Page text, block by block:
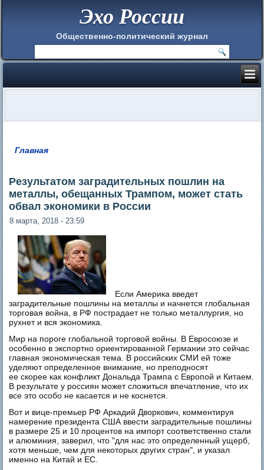
Эхо России
Общественно-политический журнал
Главная
Результатом заградительных пошлин на
металлы, обещанных Трампом, может стать
обвал экономики в России
8 марта, 2018 - 23:59
Если Америка введет
заградительные пошлины на металлы и начнется глобальная
торговая война, в РФ пострадает не только металлургия, но
рухнет и вся экономика.
Мир на пороге глобальной торговой войны. В Евросоюзе и
особенно в экспортно ориентированной Германии это сейчас
главная экономическая тема. В российских СМИ ей тоже
уделяют определенное внимание, но преподносят
ее скорее как конфликт Дональда Трампа с Европой и Китаем.
В результате у россиян может сложиться впечатление, что их
все это особо не касается и не коснется.
Вот и вице-премьер РФ Аркадий Дворкович, комментируя
намерение президента США ввести заградительные пошлины
в размере 25 и 10 процентов на импорт соответственно стали
и алюминия, заверил, что "для нас это определенный ущерб,
хотя меньше, чем для некоторых других стран", и указал
именно на Китай и ЕС.